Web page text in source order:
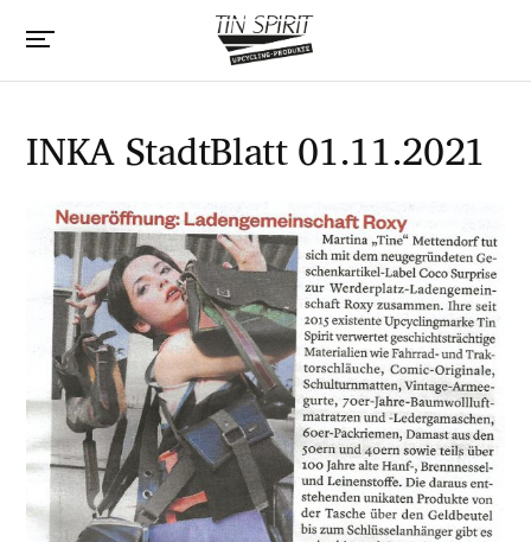
INKA StadtBlatt 01.11.2021